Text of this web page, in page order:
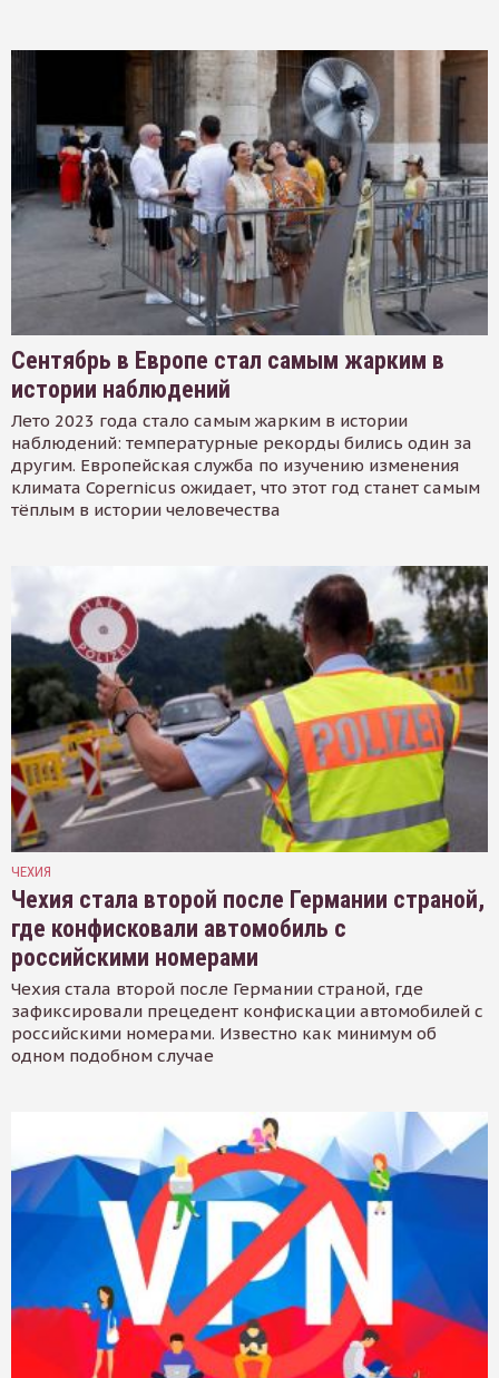
Сентябрь в Европе стал самым жарким в
истории наблюдений
Лето 2023 года стало самым жарким в истории
наблюдений: температурные рекорды бились один за
другим. Европейская служба по изучению изменения
климата Copernicus ожидает, что этот год станет самым
тёплым в истории человечества
ЧЕХИЯ
Чехия стала второй после Германии страной,
где конфисковали автомобиль с
российскими номерами
Чехия стала второй после Германии страной, где
зафиксировали прецедент конфискации автомобилей с
российскими номерами. Известно как минимум об
одном подобном случае